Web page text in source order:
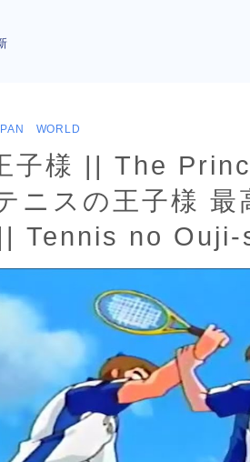
WORLD
子様 || The
ニスの王子様 最
Tennis no Ouji-